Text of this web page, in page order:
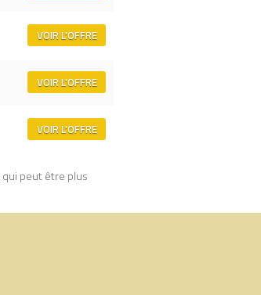
VOIR L'OFFRE
VOIR L'OFFRE
VOIR L'OFFRE
qui peut être plus